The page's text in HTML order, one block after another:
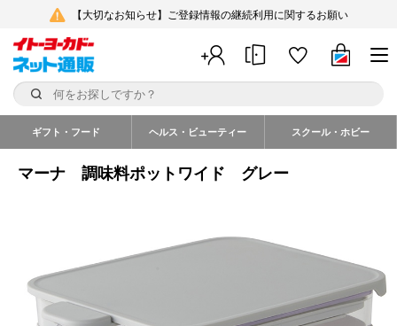
【大切なお知らせ】ご登録情報の継続利用に関するお願い
ギフト・フード ヘルス・ビューティー スクール・ホビー
マーナ 調味料ポットワイド グレー